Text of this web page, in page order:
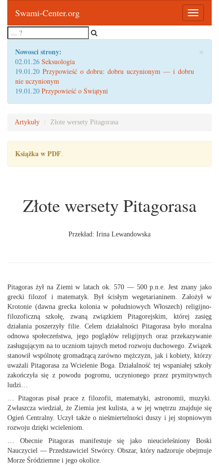
Toggle
Swami-Center.org
×
Nowosci strony:
02.01.26 Seksuologia
19.01.20 Przypowieść o dobru: dobru uczynionym — i dobru
nie uczynionym
19.01.20 Przypowieść o Świątyni
Artykuły Złote wersety Pitagorasa
Książka w PDF.
Złote wersety Pitagorasa
Przekład: Irina Lewandowska
Pitagoras żył na Ziemi w latach ok. 570 — 500 p.n.e. Jest znany jako
grecki filozof i matematyk. Był ścisłym wegetarianinem. Założył w
Krotonie (dawna grecka kolonia w południowych Włoszech) religijno-
filozoficzną szkołę, zwaną związkiem Pitagorejskim, której zasięg
działania poszerzyły filie. Celem działalności Pitagorasa było moralna
odnowa społeczeństwa, jego poglądów religijnych oraz przekazywanie
zasługującym na to uczniom tajnych metod rozwoju duchowego. Związek
stanowił wspólnotę gromadzącą zarówno mężczyzn, jak i kobiety, którzy
uważali Pitagorasa za Wcielenie Boga. Działalność tej wspaniałej szkoły
zakończyła się z powodu pogromu, uczynionego przez prymitywnych
ludzi…
… Pitagoras pisał prace z filozofii, matematyki, astronomii, muzyki.
Zwłaszcza wiedział, że Ziemia jest kulista, a w jej wnętrzu znajduje się
Ogień Centralny. Uczył także o nieśmiertelności duszy i jej stopniowym
rozwoju dzięki wcieleniom.
… Obecnie Pitagoras manifestuje się jako nieucieleśniony Boski
Nauczyciel — Przedstawiciel Stwórcy. Obszar, który nadzoruje obejmuje
Morze Śródziemne i jego okolice.